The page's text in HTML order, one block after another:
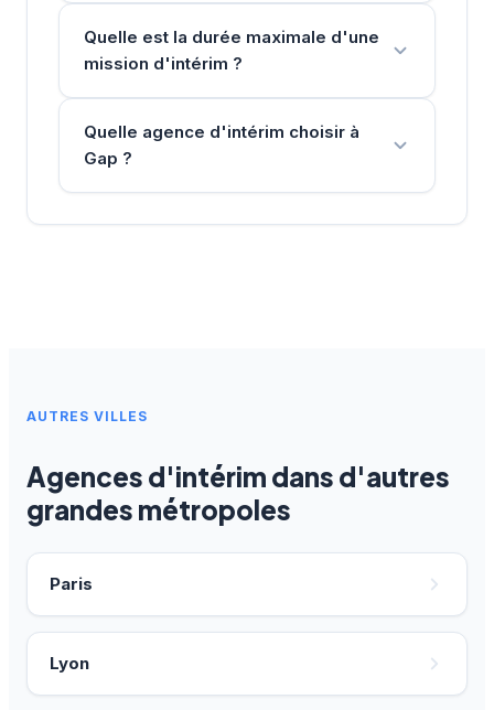
Quelle est la durée maximale d'une
mission d'intérim ?
Quelle agence d'intérim choisir à
Gap ?
AUTRES VILLES
Agences d'intérim dans d'autres
grandes métropoles
Paris
Lyon